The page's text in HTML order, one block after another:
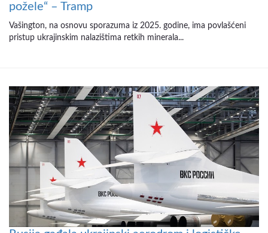
požele“ – Tramp
Vašington, na osnovu sporazuma iz 2025. godine, ima povlašćeni
pristup ukrajinskim nalazištima retkih minerala...